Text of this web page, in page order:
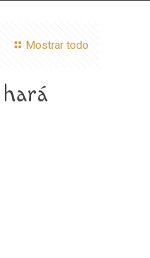
Mostrar todo